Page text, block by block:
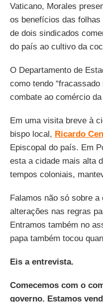
Vaticano, Morales
os benefícios das
de dois sindicados
do país ao cultivo da
O Departamento de
como tendo
combate ao comércio
Em uma visita breve à
bispo local, Ricardo
Episcopal do país. Em
esta a cidade mais alta
tempos coloniais,
Falamos não só sobre
alterações nas regras
Entramos também no
papa também tocou
Eis a entrevista.
Comecemos com o
governo. Estamos